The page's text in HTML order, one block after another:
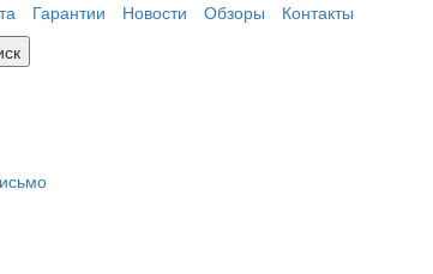
Гарантии Новости Обзоры
Контакты